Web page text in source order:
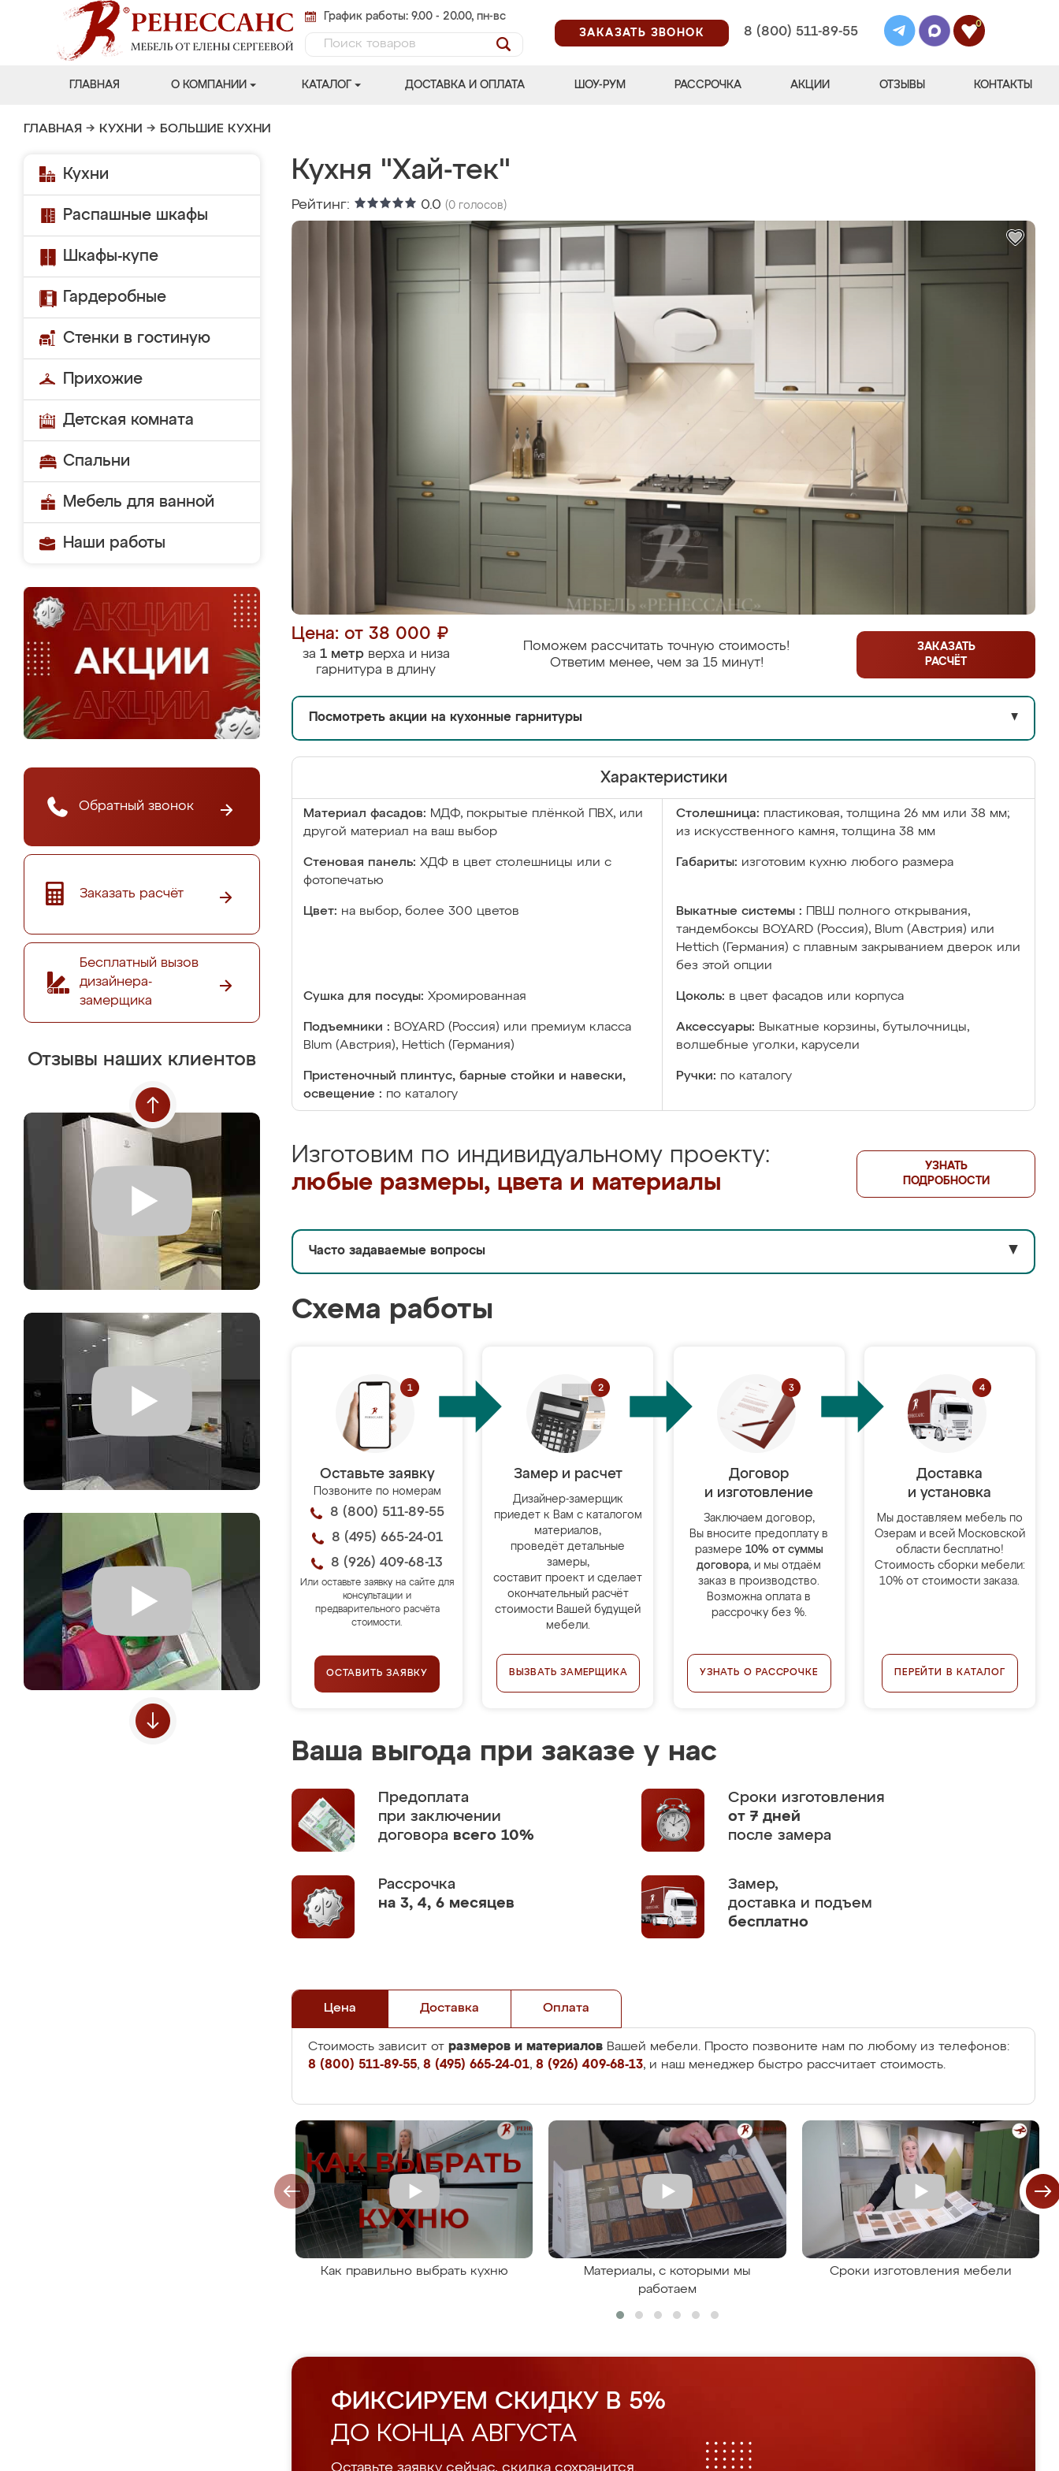
График работы: 9.00 - 20.00, пн-вс
ЗАКАЗАТЬ ЗВОНОК
8 (800) 511-89-55
0
ГЛАВНАЯ О КОМПАНИИ КАТАЛОГ ДОСТАВКА И ОПЛАТА ШОУ-РУМ РАССРОЧКА АКЦИИ ОТЗЫВЫ КОНТАКТЫ
ГЛАВНАЯ → КУХНИ → БОЛЬШИЕ КУХНИ
Кухни
Распашные шкафы
Шкафы-купе
Гардеробные
Стенки в гостиную
Прихожие
Детская комната
Спальни
Мебель для ванной
Наши работы
Обратный звонок
Заказать расчёт
Бесплатный вызов
дизайнера-
замерщика
Отзывы наших клиентов
Кухня "Хай-тек"
Рейтинг: 0.0 (0 голосов)
Цена: от 38 000 ₽
за 1 метрверха и низа
гарнитура в длину
Поможем рассчитать точную стоимость!
Ответим менее, чем за 15 минут!
ЗАКАЗАТЬ
РАСЧЁТ
Посмотреть акции на кухонные гарнитуры ▼
Характеристики
Материал фасадов: МДФ, покрытые плёнкой ПВХ, или
другой материал на ваш выбор
Столешница: пластиковая, толщина 26 мм или 38 мм;
из искусственного камня, толщина 38 мм
Стеновая панель: ХДФ в цвет столешницы или с
фотопечатью
Габариты: изготовим кухню любого размера
Цвет: на выбор, более 300 цветов Выкатные системы :
ПВШ полного открывания,
тандембоксы BOYARD (Россия), Blum (Австрия) или
Hettich (Германия) с плавным закрыванием дверок или
без этой опции
Сушка для посуды: Хромированная Цоколь: в цвет фасадов или корпуса
Подъемники : BOYARD (Россия) или премиум класса
Blum (Австрия), Hettich (Германия)
Аксессуары: Выкатные корзины, бутылочницы,
волшебные уголки, карусели
Пристеночный плинтус, барные стойки и навески,
освещение : по каталогу
Ручки: по каталогу
Изготовим по индивидуальному проекту:
любые размеры, цвета и материалы
УЗНАТЬ
ПОДРОБНОСТИ
Часто задаваемые вопросы ▼
Схема работы
Оставьте заявку
Позвоните по номерам
8 (800) 511-89-55
8 (495) 665-24-01
8 (926) 409-68-13
Или оставьте заявку на сайте для
консультации и
предварительного расчёта
стоимости.
ОСТАВИТЬ ЗАЯВКУ
Замер и расчет
Дизайнер-замерщик
приедет к Вам с каталогом
материалов,
проведёт детальные
замеры,
составит проект и сделает
окончательный расчёт
стоимости Вашей будущей
мебели.
ВЫЗВАТЬ ЗАМЕРЩИКА
Договор
и изготовление
Заключаем договор,
Вы вносите предоплату в
размере 10% от суммы
договора, и мы отдаём
заказ в производство.
Возможна оплата в
рассрочку без %.
УЗНАТЬ О РАССРОЧКЕ
Доставка
и установка
Мы доставляем мебель по
Озерам и всей Московской
области бесплатно!
Стоимость сборки мебели:
10% от стоимости заказа.
ПЕРЕЙТИ В КАТАЛОГ
Ваша выгода при заказе у нас
Предоплата
при заключении
договора всего 10%
Сроки изготовления
от 7 дней
после замера
Рассрочка
на 3, 4, 6 месяцев
Замер,
доставка и подъем
бесплатно
Цена Доставка Оплата
Стоимость зависит от размеров и материалов Вашей мебели. Просто позвоните нам по любому из телефонов:
8 (800) 511-89-55, 8 (495) 665-24-01, 8 (926) 409-68-13, и наш менеджер быстро рассчитает стоимость.
Как правильно выбрать кухню
Материалы, с которыми мы
работаем
Сроки изготовления мебели
ФИКСИРУЕМ СКИДКУ В 5%
ДО КОНЦА АВГУСТА
Оставьте заявку сейчас, скидка сохранится.